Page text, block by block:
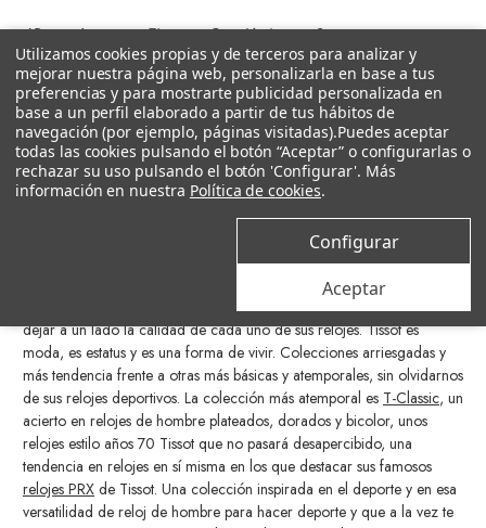
¿Por qué comprar Tissot en Castejón Joyeros?
Sabemos lo importante que es para ti llevar un reloj que se adapte a
tu estilo y las necesidades de tu día a día. Pero hoy en día un reloj es
mucho más que un aparato que nos da la hora, es una forma de
expresar estilo de vida y amor por la moda. Por todo esto, en
Castejón Joyeros ofrecemos las mejores marcas de relojes pensadas
en ti y en lo que necesitas siguiendo a su vez con las últimas
tendencias e innovación tecnológica.
Somos distribuidores oficiales de Tissot, la marca por excelencia de
relojes que todo el mundo quiere llevar. Unos relojes tendencia y que
siempre están a la vanguardia de lo que se lleva en el momento sin
dejar a un lado la calidad de cada uno de sus relojes. Tissot es
moda, es estatus y es una forma de vivir. Colecciones arriesgadas y
más tendencia frente a otras más básicas y atemporales, sin olvidarnos
de sus relojes deportivos. La colección más atemporal es T-Classic, un
acierto en relojes de hombre plateados, dorados y bicolor, unos
relojes estilo años 70 Tissot que no pasará desapercibido, una
tendencia en relojes en sí misma en los que destacar sus famosos
relojes PRX de Tissot. Una colección inspirada en el deporte y en esa
versatilidad de reloj de hombre para hacer deporte y que a la vez te
Utilizamos cookies propias y de terceros para analizar y
mejorar nuestra página web, personalizarla en base a tus
preferencias y para mostrarte publicidad personalizada en
base a un perfil elaborado a partir de tus hábitos de
navegación (por ejemplo, páginas visitadas).Puedes aceptar
todas las cookies pulsando el botón “Aceptar” o configurarlas o
rechazar su uso pulsando el botón 'Configurar'. Más
información en nuestra Política de cookies.
Configurar
Aceptar